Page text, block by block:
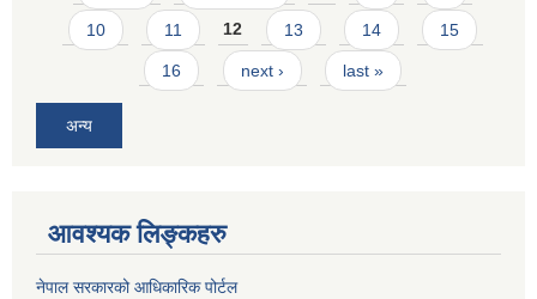
10 11 12 13 14 15
16 next › last »
अन्य
आवश्यक लिङ्कहरु
नेपाल सरकारको आधिकारिक पोर्टल